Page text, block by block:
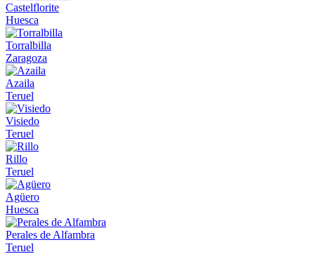
Castelflorite
Huesca
Torralbilla
Zaragoza
Azaila
Teruel
Visiedo
Teruel
Rillo
Teruel
Agüero
Huesca
Perales de Alfambra
Teruel